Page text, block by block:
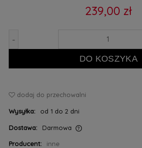
239,00 zł
-
DO KOSZYKA
dodaj do przechowalni
Wysyłka: od 1 do 2 dni
Dostawa:
Darmowa
Producent:
inne